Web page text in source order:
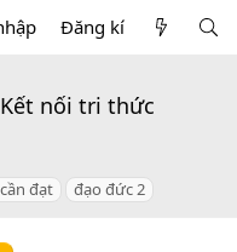
Đăng kí
nối tri thức
đạt đạo đức 2